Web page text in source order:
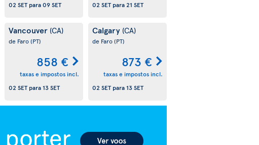
02 SETpara09 SET
02 SETpara21 SET
Vancouver (CA)
de Faro(PT)
858 €
taxas e impostos incl.
02 SETpara 13 SET
Calgary (CA)
de Faro(PT)
873 €
taxas e impostos incl.
02 SETpara 13 SET